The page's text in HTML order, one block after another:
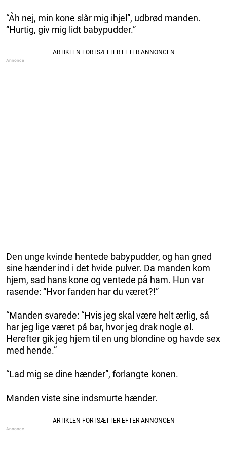
“Åh nej, min kone slår mig ihjel”, udbrød manden.
“Hurtig, giv mig lidt babypudder.”
Den unge kvinde hentede babypudder, og han gned
sine hænder ind i det hvide pulver. Da manden kom
hjem, sad hans kone og ventede på ham. Hun var
rasende: “Hvor fanden har du været?!”
“Manden svarede: “Hvis jeg skal være helt ærlig, så
har jeg lige været på bar, hvor jeg drak nogle øl.
Herefter gik jeg hjem til en ung blondine og havde sex
med hende.”
“Lad mig se dine hænder”, forlangte konen.
Manden viste sine indsmurte hænder.